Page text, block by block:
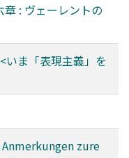
: ヴェーレントの
いま「表現主義」を
zure